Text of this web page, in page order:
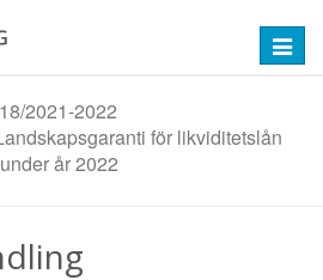
2021-2022
för likviditetslån
år 2022